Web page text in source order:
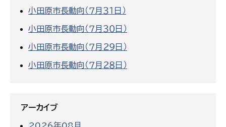
小田原市長動向（７月３１日）
小田原市長動向（７月３０日）
小田原市長動向（７月２９日）
小田原市長動向（７月２８日）
アーカイブ
2026年08月